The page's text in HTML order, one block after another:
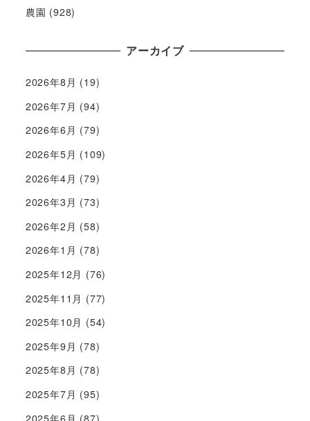
農園 (928)
アーカイブ
2026年8月 (19)
2026年7月 (94)
2026年6月 (79)
2026年5月 (109)
2026年4月 (79)
2026年3月 (73)
2026年2月 (58)
2026年1月 (78)
2025年12月 (76)
2025年11月 (77)
2025年10月 (54)
2025年9月 (78)
2025年8月 (78)
2025年7月 (95)
2025年6月 (87)